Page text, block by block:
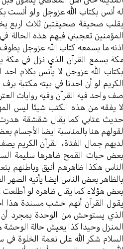
له أنس بكتاب الله عزوجل ولو أنست
يقلب صحيفة صحيفتين ثلاث اربع
المؤمنين تعجبني فيهم هذه الحالة
اذنه ما يسمعه كتاب الله عزوجل
مكة يسمع القرآن الذي نزل في مكة
بكتاب الله عزوجل لا يأنس بكلام
الكريم لو أن احدنا في بيته مكتبة
صف واحد فيه القرآن وفيه روايات
لا يفقه من هذه الكتب شيئا ليس
حديث عتابي كما يقال شقشقة هدرت
لقولهم هنا بالمناسبة ايضا الأجسام
لديهم جمال الفتاة، القرآن الكريم
بعض حبات القمح ظاهرها سليمة
الناس هكذا ظاهرهم أنيق وباطنهم
بالظاهر بعض الناس ايضا يأتيه الصهر
بعض هؤلاء كما يقال ظاهره لو أطلعت
يقول القرآن أنهم خشب مسندة هذا
الذي يستوحش من الوحدة بمجرد
المنزل وحيدا كذا يعيش حالة
السلام شكر الله على نعمة الخلوة